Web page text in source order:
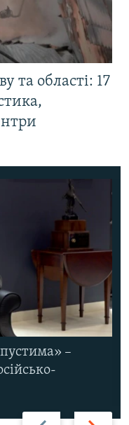
та області: 17
Назад Вперед
–